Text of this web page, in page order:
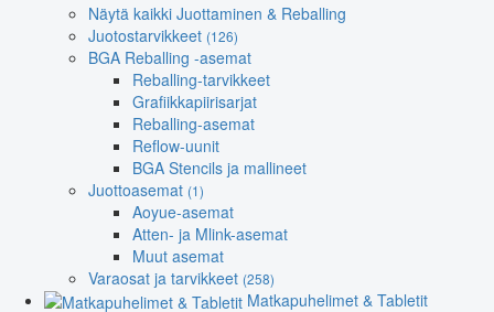
Näytä kaikki Juottaminen & Reballing
Juotostarvikkeet (126)
BGA Reballing -asemat
Reballing-tarvikkeet
Grafiikkapiirisarjat
Reballing-asemat
Reflow-uunit
BGA Stencils ja mallineet
Juottoasemat (1)
Aoyue-asemat
Atten- ja Mlink-asemat
Muut asemat
Varaosat ja tarvikkeet (258)
Matkapuhelimet & Tabletit